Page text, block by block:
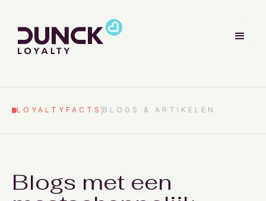
LOYALTYFACTS BLOGS & ARTIKELEN
Blogs met een